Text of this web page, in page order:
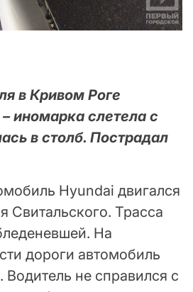
в Кривом Роге
иномарка слетела с
в столб. Пострадал
Hyundai двигался
Свитальского. Трасса
На
дороги автомобиль
Водитель не справился с